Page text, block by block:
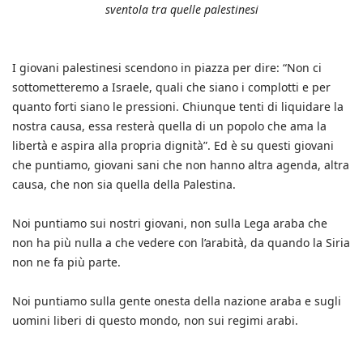
sventola tra quelle palestinesi
I giovani palestinesi scendono in piazza per dire: “Non ci
sottometteremo a Israele, quali che siano i complotti e per
quanto forti siano le pressioni. Chiunque tenti di liquidare la
nostra causa, essa resterà quella di un popolo che ama la
libertà e aspira alla propria dignità”. Ed è su questi giovani
che puntiamo, giovani sani che non hanno altra agenda, altra
causa, che non sia quella della Palestina.
Noi puntiamo sui nostri giovani, non sulla Lega araba che
non ha più nulla a che vedere con l’arabità, da quando la Siria
non ne fa più parte.
Noi puntiamo sulla gente onesta della nazione araba e sugli
uomini liberi di questo mondo, non sui regimi arabi.